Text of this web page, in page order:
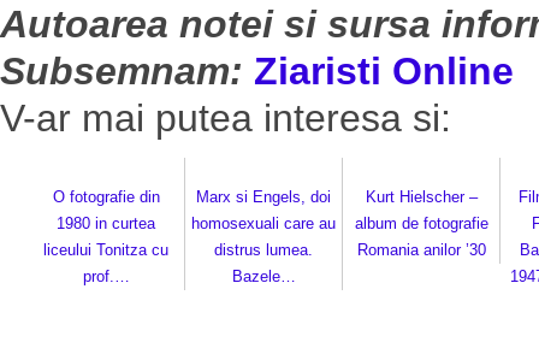
Autoarea notei si sursa
Subsemnam: Ziaristi Online
V-ar mai putea interesa si:
O fotografie din
1980 in curtea
liceului Tonitza cu
prof.…
Marx si Engels, doi
homosexuali care au
distrus lumea.
Bazele…
Kurt Hielscher –
album de fotografie
Romania anilor ’30